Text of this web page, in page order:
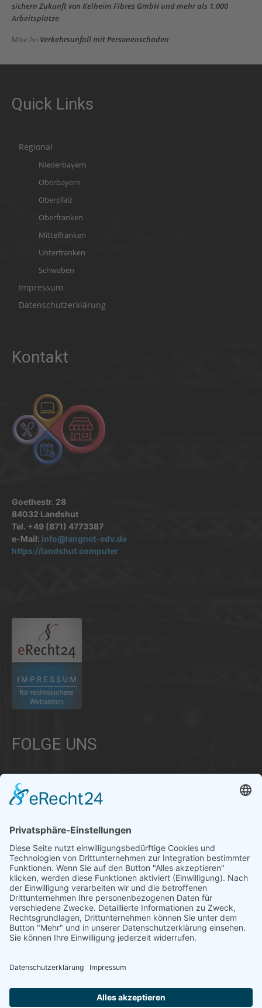
sichern Zukunft von Kelheim Fibres GmbH und mehr als 1.000
Arbeitsplätze
Mike An Verkehrsunfall mit Personenschaden
Quick Links
Regional
Niederbayern
Oberbayern
Oberpfalz
Oberfranken
Mittelfranken
Unterfranken
Schwaben
Impressum
Datenschutzerklärung
Kontakt
Goethestr. 28
84032 Landshut
Tel. +49 (871) 4773387
e-Mail: info@langnet-edv.de
https://landshut.computer
FOLGE UNS
Informationen aus Politik – Wirtschaft – Kultur – Umwelt –
Gesellschaft - Polizei und Feuerwehr – für die Region Bayern
Als regionales Unternehmen sind wir für Sie der direkte
Ansprechpartner, wenn es um die Online-Vermarktung Ihrer
Produkte und Dienstleistungen geht. Wir würden gerne für
Sie diese Aufgabe übernehmen.